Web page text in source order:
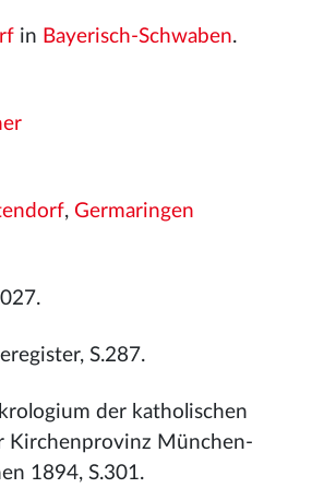
in Bayerisch-Schwaben.
, Germaringen
S.287.
der katholischen
Kirchenprovinz München-
1894, S.301.